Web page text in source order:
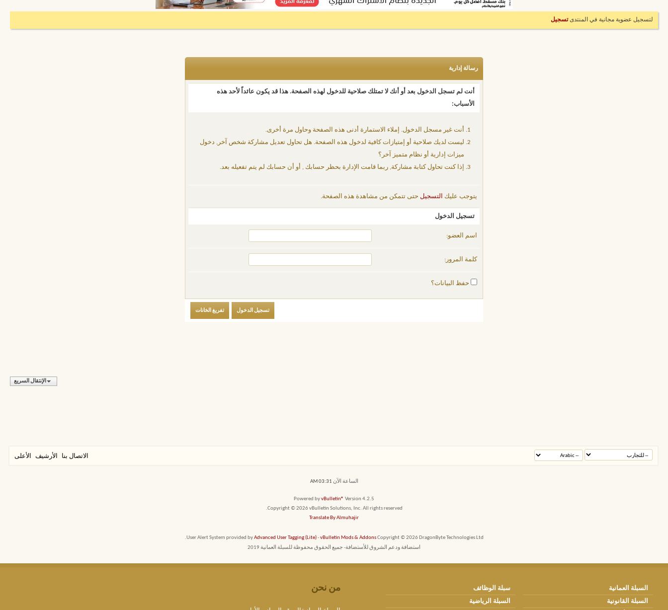
لتسجيل عضوية مجانية في المنتدىتسجيل
رسالة إدارية
أنت لم تسجل الدخول بعد أو أنك لا تمتلك صلاحية للدخول لهذه الصفحة. هذا قد يكون عائداً لأحد هذه
الأسباب:
أنت غير مسجل الدخول. إملاء الاستمارة أدنى هذه الصفحة وحاول مرة أخرى.
ليست لديك صلاحية أو إمتيازات كافية لدخول هذه الصفحة. هل تحاول تعديل مشاركة شخص آخر, دخول
ميزات إدارية أو نظام متميز آخر؟
إذا كنت تحاول كتابة مشاركة, ربما قامت الإدارة بحظر حسابك , أو أن حسابك لم يتم تفعيله بعد.
يتوجب عليك التسجيل حتى تتمكن من مشاهدة هذه الصفحة.
تسجيل الدخول
اسم العضو:
كلمة المرور:
حفظ البيانات؟
الإنتقال السريع
الاتصال بنا الأرشيف الأعلى
الساعة الآن 03:31 AM
Powered byvBulletin® Version 4.2.5
Copyright © 2026 vBulletin Solutions, Inc. All rights reserved.
Translate By Almuhajir
User Alert System provided byAdvanced User Tagging (Lite)-vBulletin Mods & AddonsCopyright © 2026 DragonByte Technologies Ltd.
استضافة ودعم الشروق للأستضافة- جميع الحقوق محفوظة للسبلة العمانية 2019
السبلة العمانية
سبلة الوظائف
السبلة القانونية
السبلة الرياضية
من نحن